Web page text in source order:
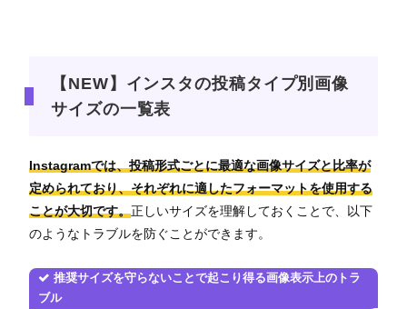
【NEW】インスタの投稿タイプ別画像
サイズの一覧表
Instagramでは、投稿形式ごとに最適な画像サイズと比率が
定められており、それぞれに適したフォーマットを使用する
ことが大切です。正しいサイズを理解しておくことで、以下
のようなトラブルを防ぐことができます。
推奨サイズを守らないことで起こり得る画像表示上のトラ
ブル